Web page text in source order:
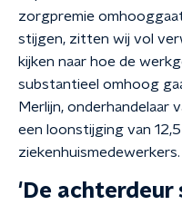
zorgpremie
stijgen, zitten wij vol
kijken naar hoe de
substantieel omhoog
Merlijn, onderhandelaar
een loonstijging van
ziekenhuismedewerkers.
'De achterdeur